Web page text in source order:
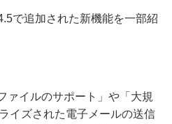
で追加された新機能を一部紹
ァイルのサポート」や「大規
イズされた電子メールの送信